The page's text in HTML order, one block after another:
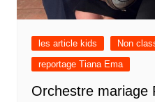
les article kids Non
reportage Tiana Ema
Orchestre mariage